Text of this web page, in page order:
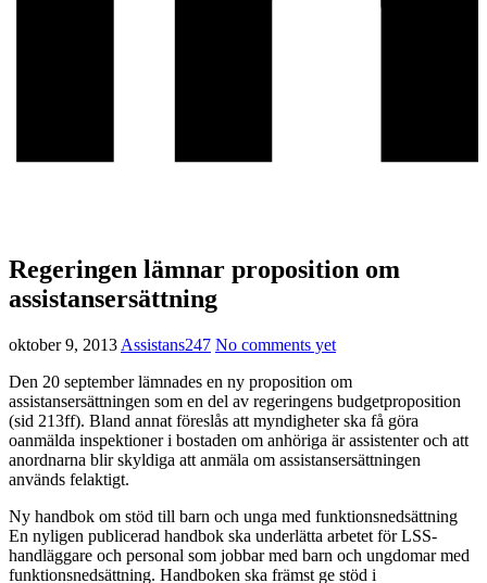
Regeringen lämnar proposition om
assistansersättning
oktober 9, 2013 Assistans247 No comments yet
Den 20 september lämnades en ny proposition om
assistansersättningen som en del av regeringens budgetproposition
(sid 213ff). Bland annat föreslås att myndigheter ska få göra
oanmälda inspektioner i bostaden om anhöriga är assistenter och att
anordnarna blir skyldiga att anmäla om assistansersättningen
används felaktigt.
Ny handbok om stöd till barn och unga med funktionsnedsättning
En nyligen publicerad handbok ska underlätta arbetet för LSS-
handläggare och personal som jobbar med barn och ungdomar med
funktionsnedsättning. Handboken ska främst ge stöd i